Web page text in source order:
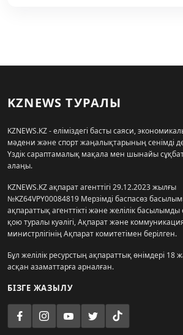
KZNEWS ТУРАЛЫ
KZNEWS.KZ - еліміздегі басты саяси,
мәдени және спорт жаңалықтарының сенімді
Үздік сараптамалық мақала мен шынайы
алаңы.
KZNEWS.KZ ақпарат агенттігі 29.12.2023 жылғы
№KZ64VPY00084819 Мерзімді баспасөз
ақпараттық агенттікті және желілік басылымды
қою туралы куәлігі, Ақпарат және
министрлігінің Ақпарат комитетімен берілген.
Бұл желілік ресурстың ақпараттық өнімдері 18
асқан азаматтарға арналған.
БІЗГЕ ЖАЗЫЛУ